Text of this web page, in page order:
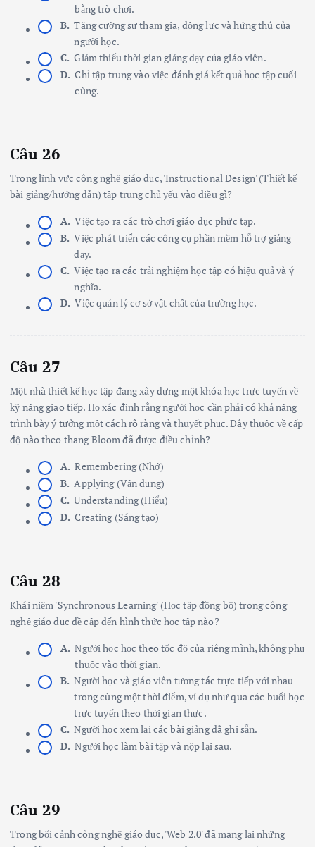
bằng trò chơi.
B. Tăng cường sự tham gia, động lực và hứng thú của
người học.
C. Giảm thiểu thời gian giảng dạy của giáo viên.
D. Chỉ tập trung vào việc đánh giá kết quả học tập cuối
cùng.
Câu 26
Trong lĩnh vực công nghệ giáo dục, 'Instructional Design' (Thiết kế
bài giảng/hướng dẫn) tập trung chủ yếu vào điều gì?
A. Việc tạo ra các trò chơi giáo dục phức tạp.
B. Việc phát triển các công cụ phần mềm hỗ trợ giảng
dạy.
C. Việc tạo ra các trải nghiệm học tập có hiệu quả và ý
nghĩa.
D. Việc quản lý cơ sở vật chất của trường học.
Câu 27
Một nhà thiết kế học tập đang xây dựng một khóa học trực tuyến về
kỹ năng giao tiếp. Họ xác định rằng người học cần phải có khả năng
trình bày ý tưởng một cách rõ ràng và thuyết phục. Đây thuộc về cấp
độ nào theo thang Bloom đã được điều chỉnh?
A. Remembering (Nhớ)
B. Applying (Vận dụng)
C. Understanding (Hiểu)
D. Creating (Sáng tạo)
Câu 28
Khái niệm 'Synchronous Learning' (Học tập đồng bộ) trong công
nghệ giáo dục đề cập đến hình thức học tập nào?
A. Người học học theo tốc độ của riêng mình, không phụ
thuộc vào thời gian.
B. Người học và giáo viên tương tác trực tiếp với nhau
trong cùng một thời điểm, ví dụ như qua các buổi học
trực tuyến theo thời gian thực.
C. Người học xem lại các bài giảng đã ghi sẵn.
D. Người học làm bài tập và nộp lại sau.
Câu 29
Trong bối cảnh công nghệ giáo dục, 'Web 2.0' đã mang lại những